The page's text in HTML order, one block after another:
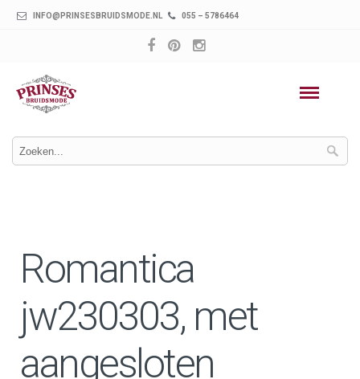
INFO@PRINSESBRUIDSMODE.NL 055 – 5786464
Romantica
jw230303, met
aangesloten